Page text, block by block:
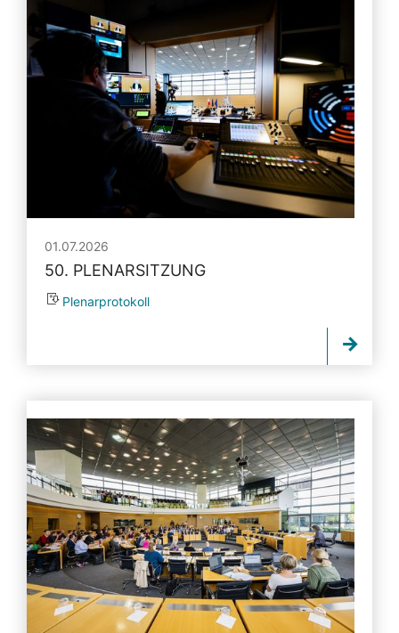
01.07.2026
50. PLENARSITZUNG
Plenarprotokoll